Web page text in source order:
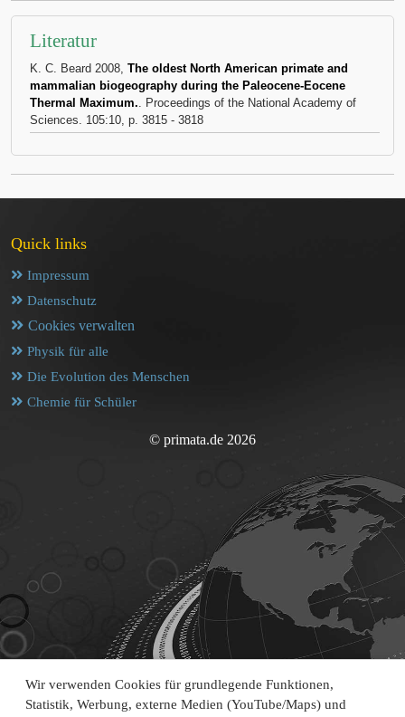
Wir verwenden Cookies für grundlegende Funktionen,
Statistik, Werbung, externe Medien (YouTube/Maps) und
Literatur
K. C. Beard 2008, The oldest North American primate and
mammalian biogeography during the Paleocene-Eocene
Thermal Maximum.. Proceedings of the National Academy of
Sciences. 105:10, p. 3815 - 3818
Quick links
Impressum
Datenschutz
Cookies verwalten
Physik für alle
Die Evolution des Menschen
Chemie für Schüler
© primata.de 2026